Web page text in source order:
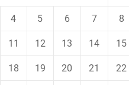
4 5 6 7 8
11 12 13 14 15
18 19 20 21 22